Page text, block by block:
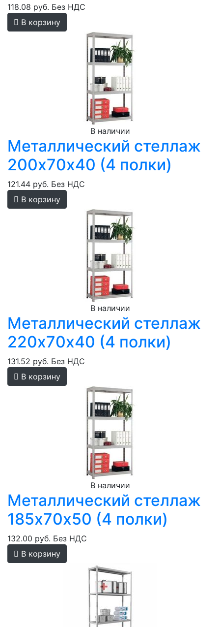
118.08 руб. Без НДС
В корзину
В наличии
Металлический стеллаж
200х70х40 (4 полки)
121.44 руб. Без НДС
В корзину
В наличии
Металлический стеллаж
220х70х40 (4 полки)
131.52 руб. Без НДС
В корзину
В наличии
Металлический стеллаж
185х70х50 (4 полки)
132.00 руб. Без НДС
В корзину